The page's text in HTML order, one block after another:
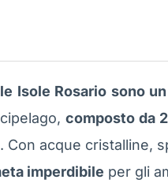
le Isole Rosario sono
composto da
Con acque cristalline,
imperdibile per gli